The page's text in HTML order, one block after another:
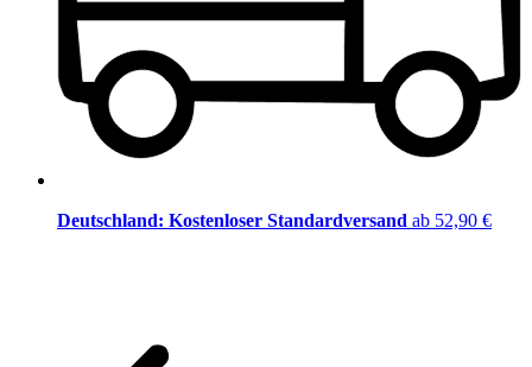
Deutschland: Kostenloser Standardversand ab 52,90 €